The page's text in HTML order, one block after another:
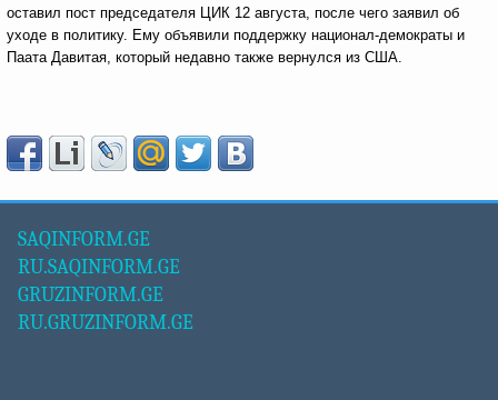
оставил пост председателя ЦИК 12 августа, после чего заявил об
уходе в политику. Ему объявили поддержку национал-демократы и
Паата Давитая, который недавно также вернулся из США.
SAQINFORM.GE
RU.SAQINFORM.GE
GRUZINFORM.GE
RU.GRUZINFORM.GE